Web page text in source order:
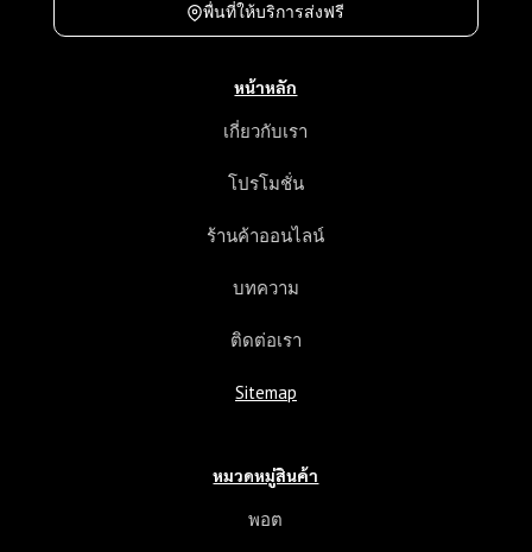
พื่นที่ให้บริการส่งฟรี
หน้าหลัก
เกี่ยวกับเรา
โปรโมชั่น
ร้านค้าออนไลน์
บทความ
ติดต่อเรา
Sitemap
หมวดหมู่สินค้า
พอต